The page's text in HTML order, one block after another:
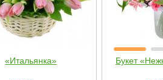
«Итальянка» Букет